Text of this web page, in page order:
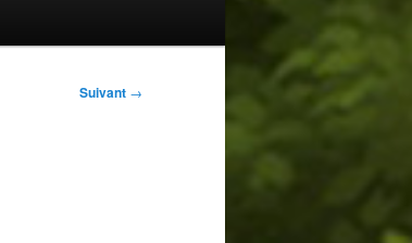
Suivant →